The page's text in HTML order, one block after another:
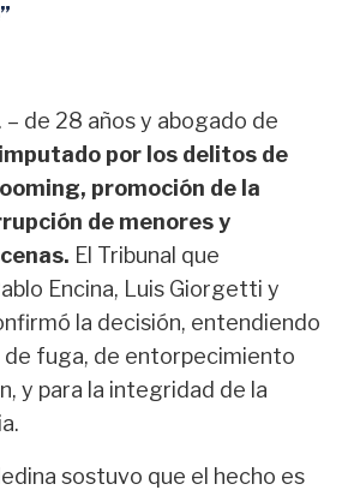
– de 28 años y abogado de
por los delitos de
promoción de la
de menores y
El Tribunal que
Encina, Luis Giorgetti y
la decisión, entendiendo
fuga, de entorpecimiento
y para la integridad de la
sostuvo que el hecho es